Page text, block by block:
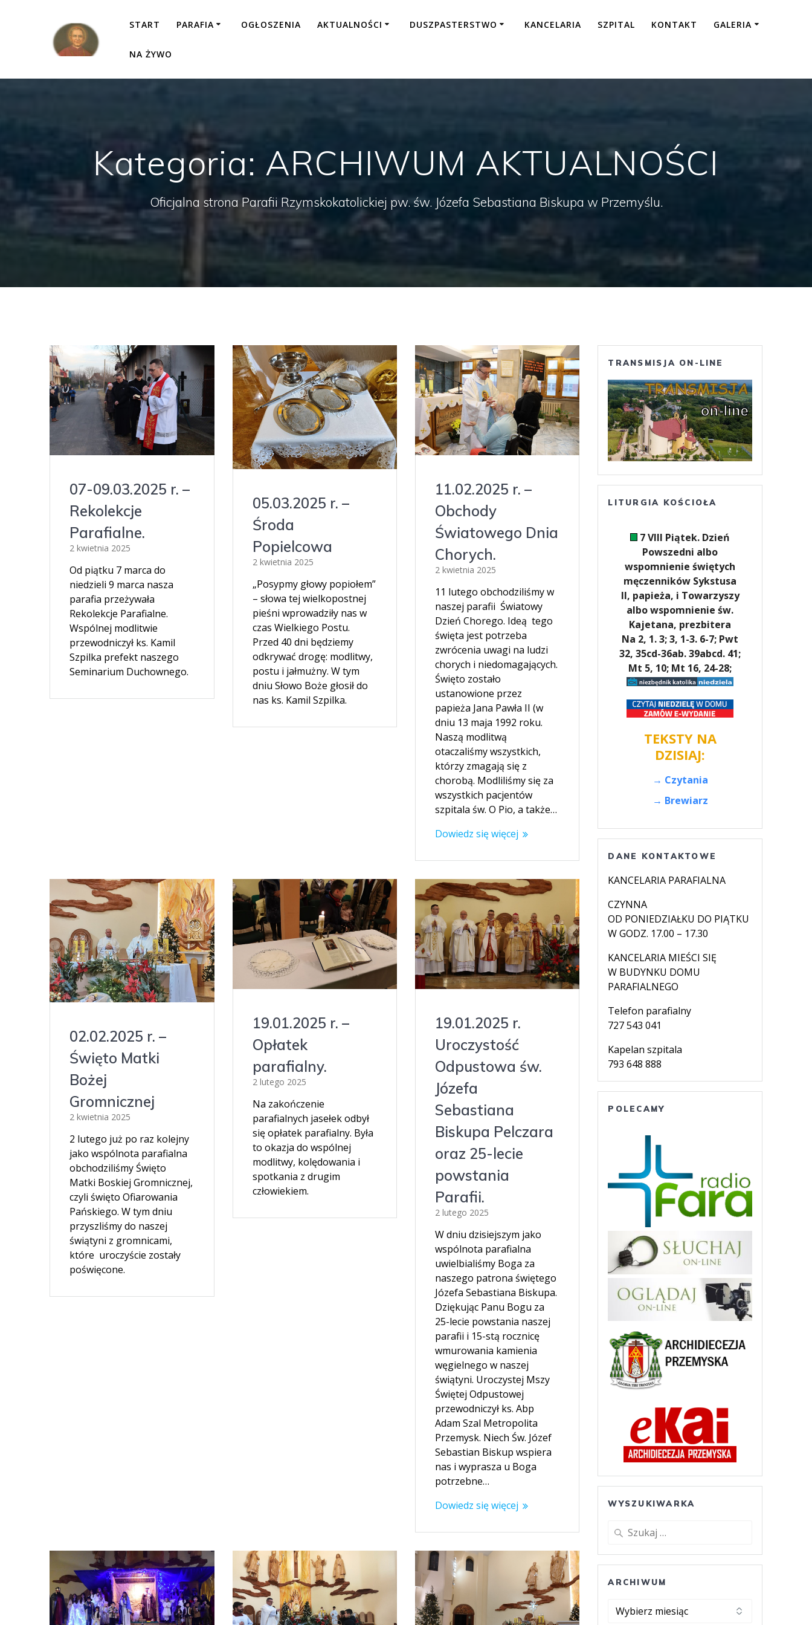
START PARAFIA OGŁOSZENIA AKTUALNOŚCI DUSZPASTERSTWO KANCELARIA SZPITAL KONTAKT GALERIA
NA ŻYWO
Kategoria: ARCHIWUM AKTUALNOŚCI
Oficjalna strona Parafii Rzymskokatolickiej pw. św. Józefa Sebastiana Biskupa w Przemyślu.
07-09.03.2025 r. –
Rekolekcje
Parafialne.
2 kwietnia 2025
Od piątku 7 marca do
niedzieli 9 marca nasza
parafia przeżywała
Rekolekcje Parafialne.
Wspólnej modlitwie
przewodniczył ks. Kamil
Szpilka prefekt naszego
Seminarium Duchownego.
05.03.2025 r. –
Środa
Popielcowa
2 kwietnia 2025
„Posypmy głowy popiołem”
– słowa tej wielkopostnej
pieśni wprowadziły nas w
czas Wielkiego Postu.
Przed 40 dni będziemy
odkrywać drogę: modlitwy,
postu i jałmużny. W tym
dniu Słowo Boże głosił do
nas ks. Kamil Szpilka.
11.02.2025 r. –
Obchody
Światowego Dnia
Chorych.
2 kwietnia 2025
11 lutego obchodziliśmy w
naszej parafii Światowy
Dzień Chorego. Ideą tego
święta jest potrzeba
zwrócenia uwagi na ludzi
chorych i niedomagających.
Święto zostało
ustanowione przez
papieża Jana Pawła II (w
dniu 13 maja 1992 roku.
Naszą modlitwą
otaczaliśmy wszystkich,
którzy zmagają się z
chorobą. Modliliśmy się za
wszystkich pacjentów
szpitala św. O Pio, a także…
Dowiedz się więcej
02.02.2025 r. –
Święto Matki
Bożej
Gromnicznej
2 kwietnia 2025
2 lutego już po raz kolejny
jako wspólnota parafialna
obchodziliśmy Święto
Matki Boskiej Gromnicznej,
czyli święto Ofiarowania
Pańskiego. W tym dniu
przyszliśmy do naszej
świątyni z gromnicami,
które uroczyście zostały
poświęcone.
19.01.2025 r. –
Opłatek
parafialny.
2 lutego 2025
Na zakończenie
parafialnych jasełek odbył
się opłatek parafialny. Była
to okazja do wspólnej
modlitwy, kolędowania i
spotkania z drugim
człowiekiem.
19.01.2025 r.
Uroczystość
Odpustowa św.
Józefa
Sebastiana
Biskupa Pelczara
oraz 25-lecie
powstania
Parafii.
2 lutego 2025
W dniu dzisiejszym jako
wspólnota parafialna
uwielbialiśmy Boga za
naszego patrona świętego
Józefa Sebastiana Biskupa.
Dziękując Panu Bogu za
25-lecie powstania naszej
parafii i 15-stą rocznicę
wmurowania kamienia
węgielnego w naszej
świątyni. Uroczystej Mszy
Świętej Odpustowej
przewodniczył ks. Abp
Adam Szal Metropolita
Przemysk. Niech Św. Józef
Sebastian Biskup wspiera
nas i wyprasza u Boga
potrzebne…
Dowiedz się więcej
TRANSMISJA ON-LINE
LITURGIA KOŚCIOŁA
7 VIII Piątek. Dzień
Powszedni albo
wspomnienie świętych
męczenników Sykstusa
II, papieża, i Towarzyszy
albo wspomnienie św.
Kajetana, prezbitera
Na 2, 1. 3; 3, 1-3. 6-7; Pwt
32, 35cd-36ab. 39abcd. 41;
Mt 5, 10; Mt 16, 24-28;
TEKSTY NA
DZISIAJ:
→ Czytania
→ Brewiarz
DANE KONTAKTOWE
KANCELARIA PARAFIALNA
CZYNNA
OD PONIEDZIAŁKU DO PIĄTKU
W GODZ. 17.00 – 17.30
KANCELARIA MIEŚCI SIĘ
W BUDYNKU DOMU
PARAFIALNEGO
Telefon parafialny
727 543 041
Kapelan szpitala
793 648 888
POLECAMY
WYSZUKIWARKA
Szukaj:
ARCHIWUM
ARCHIWUM